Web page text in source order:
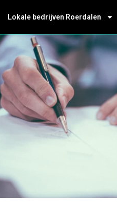
Lokale bedrijven Roerdalen